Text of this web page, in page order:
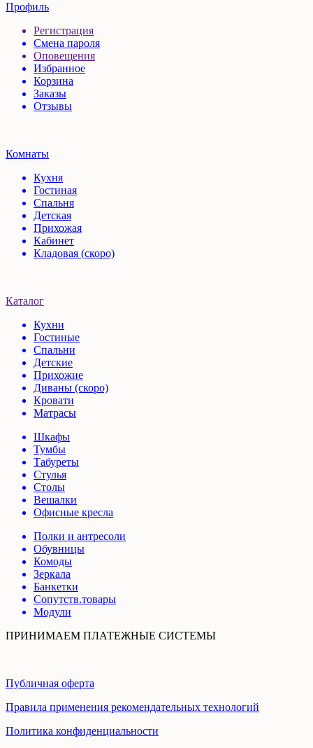
Профиль
Регистрация
Смена пароля
Оповещения
Избранное
Корзина
Заказы
Отзывы
Комнаты
Кухня
Гостиная
Спальня
Детская
Прихожая
Кабинет
Кладовая (скоро)
Каталог
Кухни
Гостиные
Спальни
Детские
Прихожие
Диваны (скоро)
Кровати
Матрасы
Шкафы
Тумбы
Табуреты
Стулья
Столы
Вешалки
Офисные кресла
Полки и антресоли
Обувницы
Комоды
Зеркала
Банкетки
Сопутств.товары
Модули
ПРИНИМАЕМ ПЛАТЕЖНЫЕ СИСТЕМЫ
Публичная оферта
Правила применения рекомендательных технологий
Политика конфиденциальности